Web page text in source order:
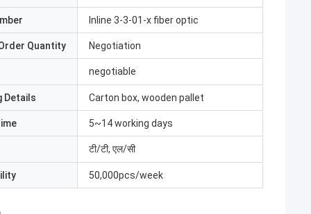
Inline 3-3-01-x fiber optic
Quantity Negotiation
negotiable
Details Carton box, wooden pallet
5~14 working days
टी/टी, एल/सी
50,000pcs/week